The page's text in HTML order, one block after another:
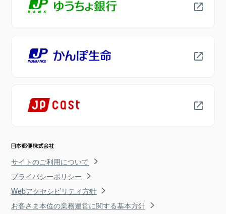
サイトのご利用について
プライバシーポリシー
Webアクセシビリティ方針
お客さま本位の業務運営に関する基本方針